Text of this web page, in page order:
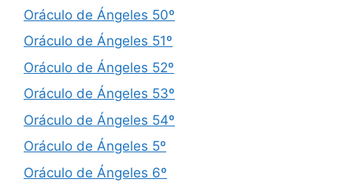
Oráculo de Ángeles 50º
Oráculo de Ángeles 51º
Oráculo de Ángeles 52º
Oráculo de Ángeles 53º
Oráculo de Ángeles 54º
Oráculo de Ángeles 5º
Oráculo de Ángeles 6º